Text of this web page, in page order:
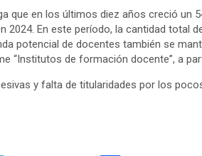
que en los últimos diez años creció un
2024. En este período, la cantidad
potencial de docentes también se
“Institutos de formación docente”, a
y falta de titularidades por los